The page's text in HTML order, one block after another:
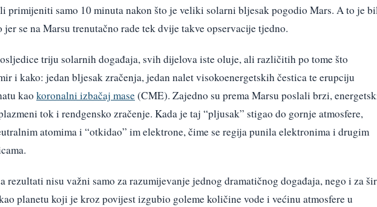
primijeniti samo 10 minuta nakon što je veliki solarni bljesak pogodio Mars. A to je
jer se na Marsu trenutačno rade tek dvije takve opservacije tjedno.
triju solarnih događaja, svih dijelova iste oluje, ali različitih po tome što
i kako: jedan bljesak zračenja, jedan nalet visokoenergetskih čestica te erupciju
kao koronalni izbačaj mase(CME). Zajedno su prema Marsu poslali brzi,
tok i rendgensko zračenje. Kada je taj “pljusak” stigao do gornje atmosfere,
atomima i “otkidao” im elektrone, čime se regija punila elektronima i drugim
rezultati nisu važni samo za razumijevanje jednog dramatičnog događaja, nego i za
planetu koji je kroz povijest izgubio goleme količine vode i većinu atmosfere u